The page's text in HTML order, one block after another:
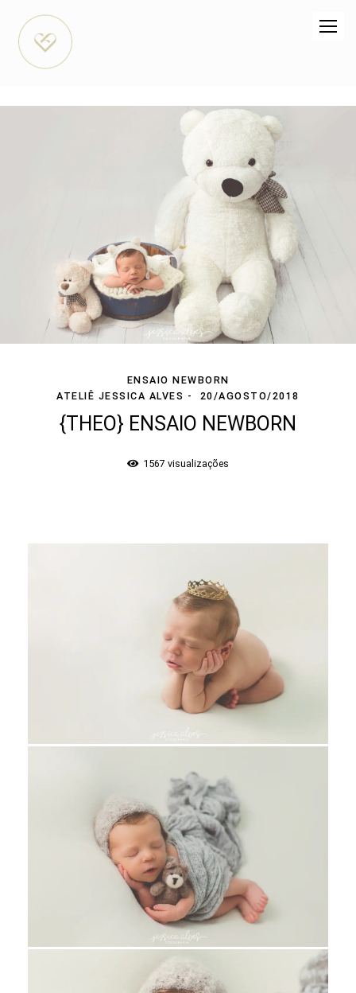
ENSAIO NEWBORN
ATELIÊ JESSICA ALVES
20/AGOSTO/2018
{THEO} ENSAIO NEWBORN
1567 visualizações